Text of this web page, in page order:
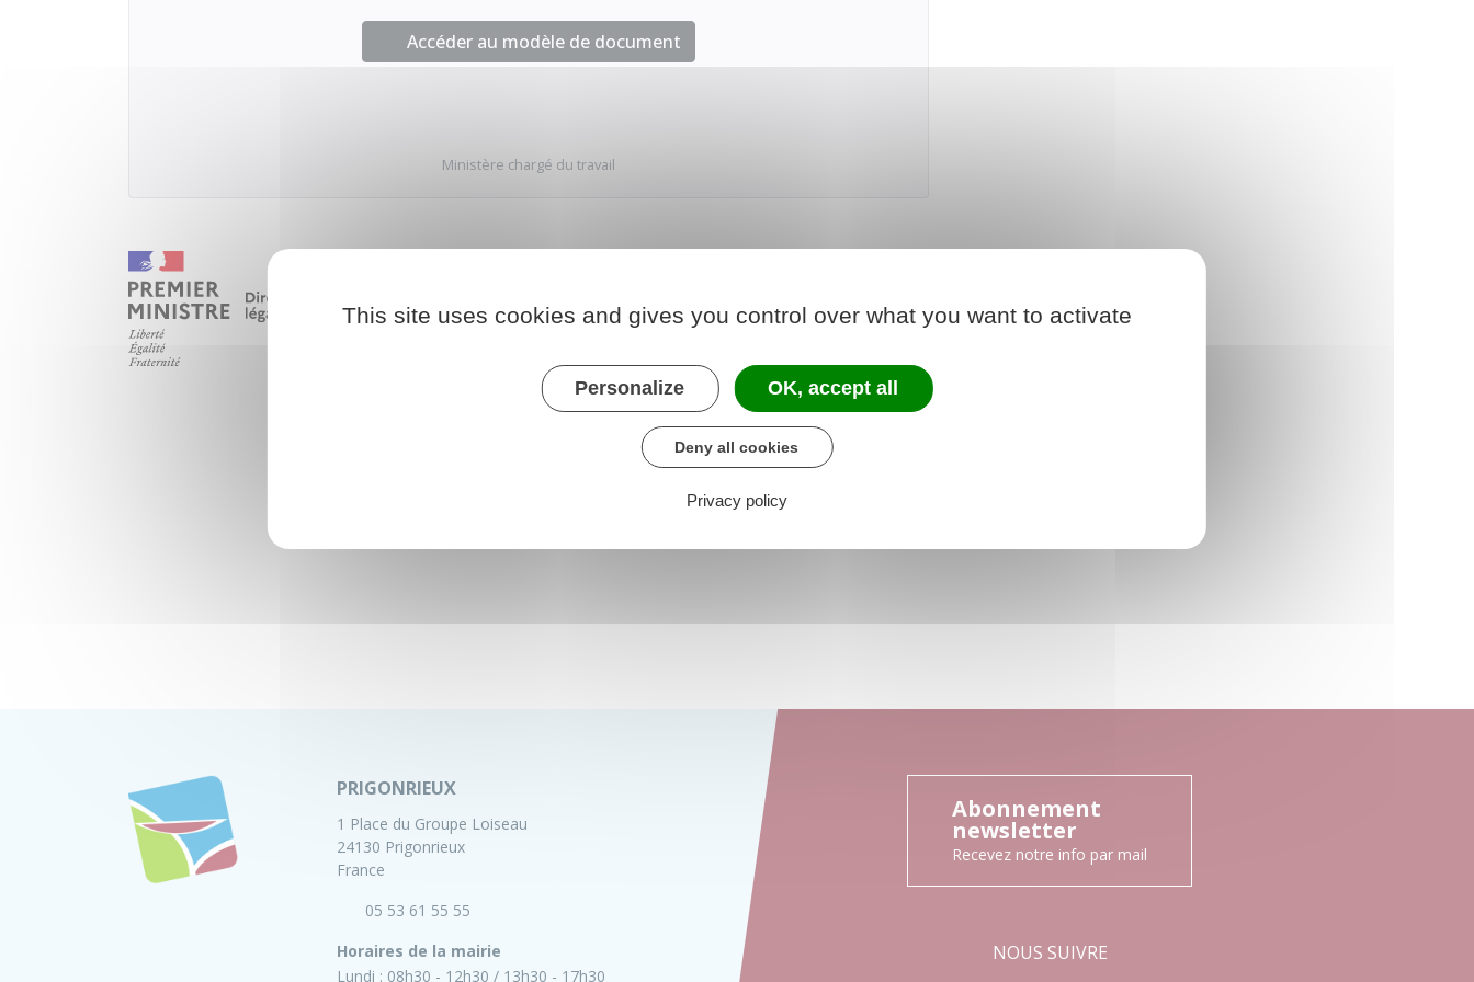
Accéder au modèle de document
Ministère chargé du travail
PRIGONRIEUX
1 Place du Groupe Loiseau
24130 Prigonrieux
France
05 53 61 55 55
Horaires de la mairie
Lundi : 08h30 - 12h30 13h30 - 17h30
Abonnement
newsletter
Recevez notre info par mail
NOUS SUIVRE
This site uses cookies and gives you control over what you want to activate
Personalize OK, accept all
Deny all cookies
Privacy policy